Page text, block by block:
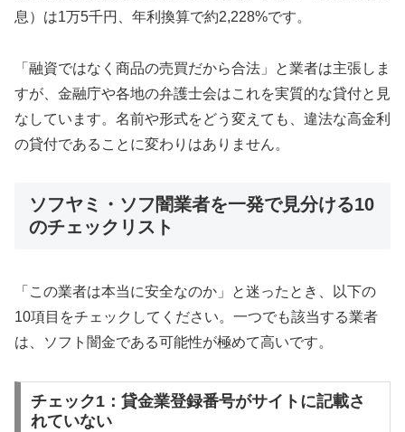
息）は1万5千円、年利換算で約2,228%です。
「融資ではなく商品の売買だから合法」と業者は主張しま
すが、金融庁や各地の弁護士会はこれを実質的な貸付と見
なしています。名前や形式をどう変えても、違法な高金利
の貸付であることに変わりはありません。
ソフヤミ・ソフ闇業者を一発で見分ける10
のチェックリスト
「この業者は本当に安全なのか」と迷ったとき、以下の
10項目をチェックしてください。一つでも該当する業者
は、ソフト闇金である可能性が極めて高いです。
チェック1：貸金業登録番号がサイトに記載さ
れていない